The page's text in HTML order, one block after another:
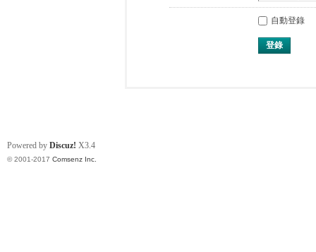
自動登錄
登錄
Powered by Discuz! X3.4
© 2001-2017 Comsenz Inc.